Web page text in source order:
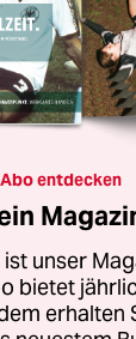
entdecken
ist unser
bietet
erhalten